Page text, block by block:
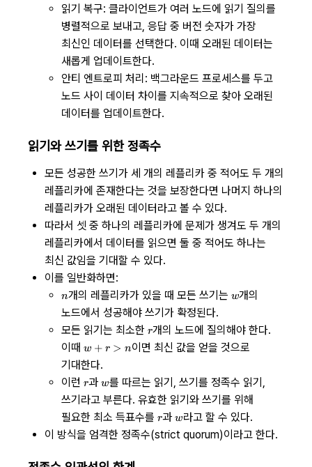
읽기 복구: 클라이언트가 여러 노드에 읽기 질의를
병렬적으로 보내고, 응답 중 버전 숫자가 가장
최신인 데이터를 선택한다. 이때 오래된 데이터는
새롭게 업데이트한다.
안티 엔트로피 처리: 백그라운드 프로세스를 두고
노드 사이 데이터 차이를 지속적으로 찾아 오래된
데이터를 업데이트한다.
읽기와 쓰기를 위한 정족수
모든 성공한 쓰기가 세 개의 레플리카 중 적어도 두 개의
레플리카에 존재한다는 것을 보장한다면 나머지 하나의
레플리카가 오래된 데이터라고 볼 수 있다.
따라서 셋 중 하나의 레플리카에 문제가 생겨도 두 개의
레플리카에서 데이터를 읽으면 둘 중 적어도 하나는
최신 값임을 기대할 수 있다.
이를 일반화하면:
n
n개의 레플리카가 있을 때 모든 쓰기는 w
w개의
노드에서 성공해야 쓰기가 확정된다.
모든 읽기는 최소한 r
r개의 노드에 질의해야 한다.
이때 w
+ r
\gt
n
w + r > n이면 최신 값을 얻을 것으로
기대한다.
이런 r
r과w
w를 따르는 읽기, 쓰기를 정족수 읽기,
쓰기라고 부른다. 유효한 읽기와 쓰기를 위해
필요한 최소 득표수를 r
r과w
w라고 할 수 있다.
이 방식을 엄격한 정족수(strict quorum)이라고 한다.